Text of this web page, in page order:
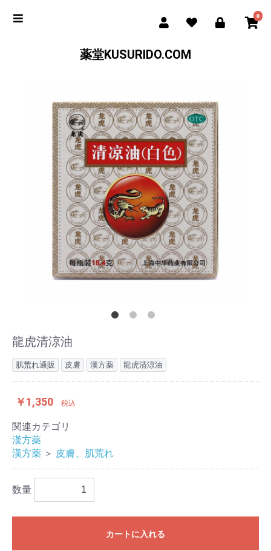
0
薬堂KUSURIDO.COM
龍虎清涼油
肌荒れ通販 皮膚 漢方薬 龍虎清涼油
￥1,350 税込
関連カテゴリ
漢方薬
漢方薬 ＞ 皮膚、肌荒れ
数量
カートに入れる